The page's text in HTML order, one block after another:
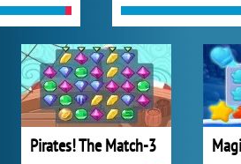
Pirates! The Match-3